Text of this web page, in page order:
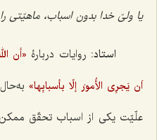
یا ولیّ خدا بدون اسباب، ماهیّتی
استاد: روایات دربارۀ «أن
اَن یَجرِی الأُمورَ إلّا بأسبابِها»
علّیّت یکی از اسباب تحقّق